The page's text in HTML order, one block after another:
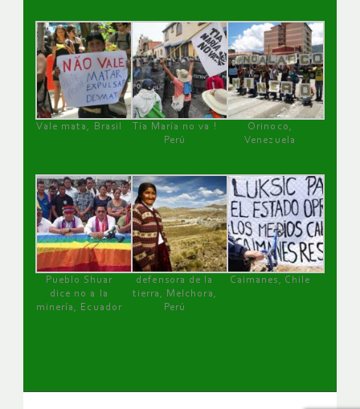
Vale mata, Brasil
Tía María no va !
Perú
Orinoco,
Venezuela
Pueblo Shuar
dice no a la
minería, Ecuador
defensora de la
tierra, Melchora,
Perú
Caimanes, Chile